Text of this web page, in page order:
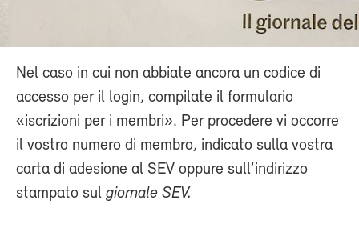
Nel caso in cui non abbiate ancora un codice di
accesso per il login, compilate il formulario
«iscrizioni per i membri». Per procedere vi occorre
il vostro numero di membro, indicato sulla vostra
carta di adesione al SEV oppure sull’indirizzo
stampato sul giornale SEV.